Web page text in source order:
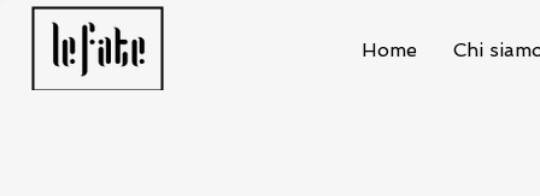
Home Chi